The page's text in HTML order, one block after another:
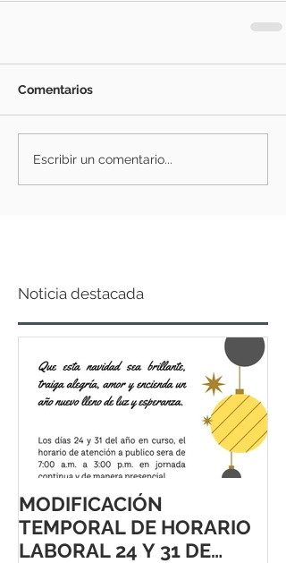
Comentarios
Escribir un comentario...
Noticia destacada
MODIFICACIÓN
TEMPORAL DE HORARIO
LABORAL 24 Y 31 DE